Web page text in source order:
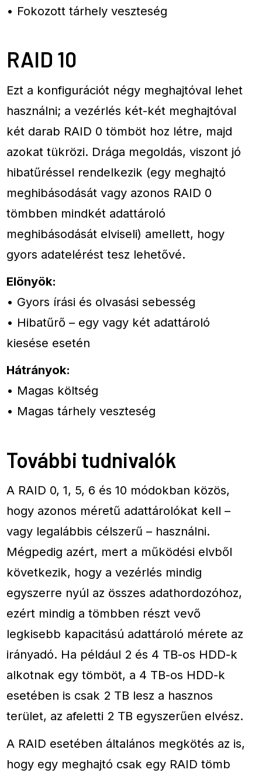
• Fokozott tárhely veszteség
RAID 10
Ezt a konfigurációt négy meghajtóval lehet
használni; a vezérlés két-két meghajtóval
két darab RAID 0 tömböt hoz létre, majd
azokat tükrözi. Drága megoldás, viszont jó
hibatűréssel rendelkezik (egy meghajtó
meghibásodását vagy azonos RAID 0
tömbben mindkét adattároló
meghibásodását elviseli) amellett, hogy
gyors adatelérést tesz lehetővé.
Elönyök:
• Gyors írási és olvasási sebesség
• Hibatűrő – egy vagy két adattároló
kiesése esetén
Hátrányok:
• Magas költség
• Magas tárhely veszteség
További tudnivalók
A RAID 0, 1, 5, 6 és 10 módokban közös,
hogy azonos méretű adattárolókat kell –
vagy legalábbis célszerű – használni.
Mégpedig azért, mert a működési elvből
következik, hogy a vezérlés mindig
egyszerre nyúl az összes adathordozóhoz,
ezért mindig a tömbben részt vevő
legkisebb kapacitású adattároló mérete az
irányadó. Ha például 2 és 4 TB-os HDD-k
alkotnak egy tömböt, a 4 TB-os HDD-k
esetében is csak 2 TB lesz a hasznos
terület, az afeletti 2 TB egyszerűen elvész.
A RAID esetében általános megkötés az is,
hogy egy meghajtó csak egy RAID tömb